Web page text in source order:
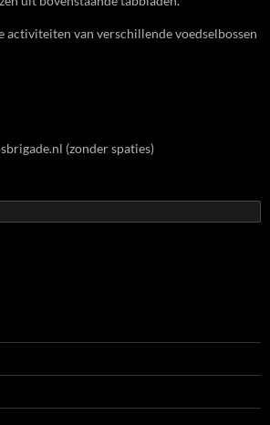
activiteiten van verschillende voedselbossen
(zonder spaties)